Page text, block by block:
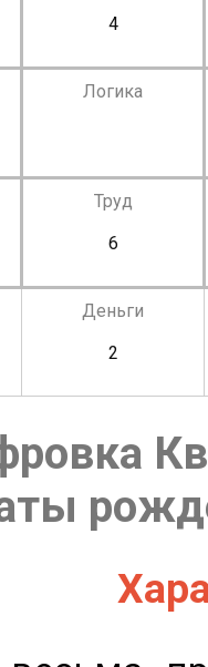
4
Логика
Труд
6
Деньги
2